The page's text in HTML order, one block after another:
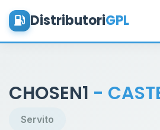
DistributoriGPL
CHOSEN1 -
Servito